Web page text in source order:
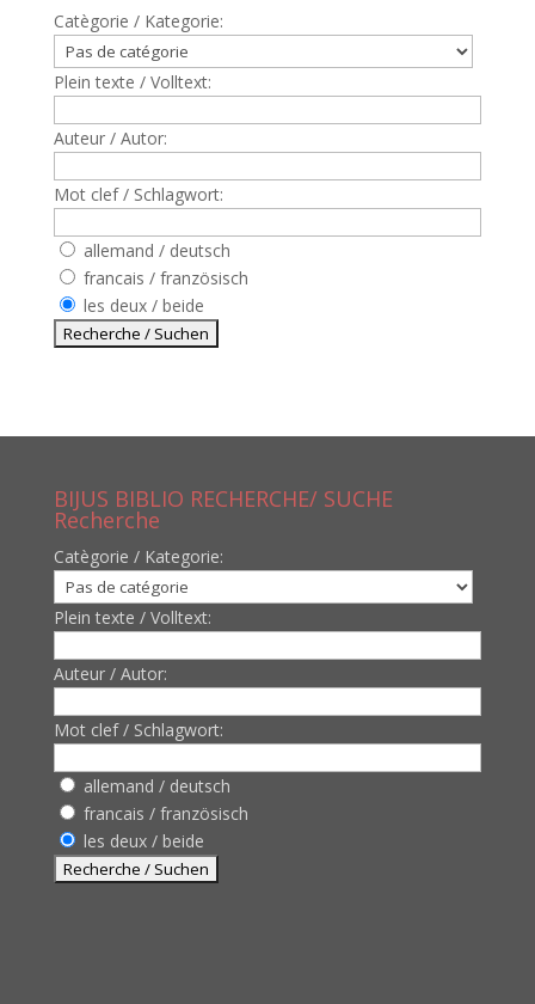
Catègorie / Kategorie:
Plein texte / Volltext:
Auteur / Autor:
Mot clef / Schlagwort:
allemand / deutsch
francais / französisch
les deux / beide
BIJUS BIBLIO RECHERCHE/ SUCHE
Recherche
Catègorie / Kategorie:
Plein texte / Volltext:
Auteur / Autor:
Mot clef / Schlagwort:
allemand / deutsch
francais / französisch
les deux / beide